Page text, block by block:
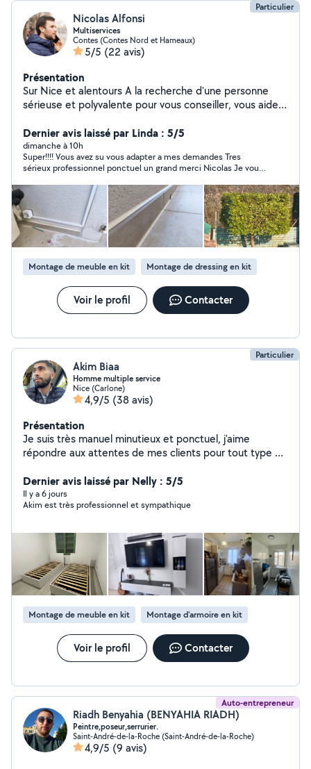
Particulier
Nicolas Alfonsi
Multiservices
Contes (Contes Nord et Hameaux)
5/5 (22 avis)
Présentation
Sur Nice et alentours A la recherche d'une personne
sérieuse et polyvalente pour vous conseiller, vous aider
intérieurs/extérieurs ? Bricoleur expérimenté, je vous
propose mes services pour tout type de prestations,
qu'il s'agisse de simples conseils, de services du
quotidien ou de vos projets bricolages, travaux
intérieurs (tous corps de métier), jardin, mécanique...
Partenaire de confiance, expérimenté et rigoureux,
équipé et à l'écoute du besoin, je vous garantis des
prestations proches d'un professionnel, sans le coût
associé. Au plaisir de vous rencontrer, Nicolas
Dernier avis laissé par Linda : 5/5
dimanche à 10h
Super!!!! Vous avez su vous adapter a mes demandes Tres
sérieux professionnel ponctuel un grand merci Nicolas Je vous
bientôt pour d’autres missions
Montage de meuble en kit Montage de dressing en kit
Voir le profil Contacter
Particulier
Akim Biaa
Homme multiple service
Nice (Carlone)
4,9/5 (38 avis)
Présentation
Je suis très manuel minutieux et ponctuel, j'aime
répondre aux attentes de mes clients pour tout type de
n'hésitez pas, devis gratuit ! Les clients sont rois. Au
plaisir.
Dernier avis laissé par Nelly : 5/5
Il y a 6 jours
Akim est très professionnel et sympathique
Montage de meuble en kit Montage d'armoire en kit
Voir le profil Contacter
Auto-entrepreneur
Riadh Benyahia (BENYAHIA RIADH)
Peintre,poseur,serrurier.
Saint-André-de-la-Roche (Saint-André-de-la-Roche)
4,9/5 (9 avis)